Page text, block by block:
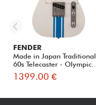
FENDER
Made in Japan Traditional
60s Telecaster - Olympic...
1399.00 €